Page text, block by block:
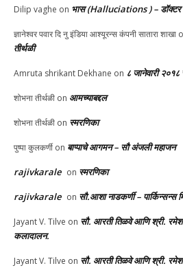
Dilip vaghe on भास (Halluciations ) –
ज्ञानेश्वर पवार दि नु इंडिया आश्यूरन्स कंपनी सातारा शाखा
तीर्थळी
Amruta shrikant Dekhane on ८ जानेवारी २०१८
शोभना तीर्थळी on आमच्याबद्दल
शोभना तीर्थळी on स्मरणिका
पुष्पा कुलकर्णी on बाप्पाचे आगमन – सौ अंजली महाजन
rajivkarale on स्मरणिका
rajivkarale on सौ.आशा नाडकर्णी –
Jayant V. Tilve on सौ. आरती तिळवे आणि श्री. रमेश
कलादालन.
Jayant V. Tilve on सौ. आरती तिळवे आणि श्री. रमेश